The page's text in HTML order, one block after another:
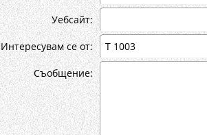
Уебсайт:
Интересувам се от:
Съобщение: